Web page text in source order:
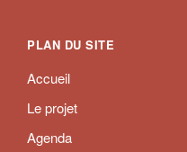
PLAN DU SITE
Accueil
Le projet
Agenda